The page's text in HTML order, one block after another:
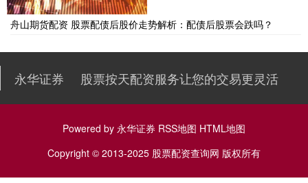
舟山期货配资 股票配债后股价走势解析：配债后股票会跌吗？
永华证券 股票按天配资服务让您的交易更灵活
Powered by 永华证券 RSS地图 HTML地图
Copyright © 2013-2025 股票配资查询网 版权所有